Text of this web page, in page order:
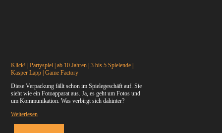
Klick! | Partyspiel | ab 10 Jahren | 3 bis 5 Spielende |
Kasper Lapp | Game Factory
Diese Verpackung fällt schon im Spielegeschäft auf. Sie
sieht wie ein Fotoapparat aus. Ja, es geht um Fotos und
um Kommunikation. Was verbirgt sich dahinter?
Weiterlesen